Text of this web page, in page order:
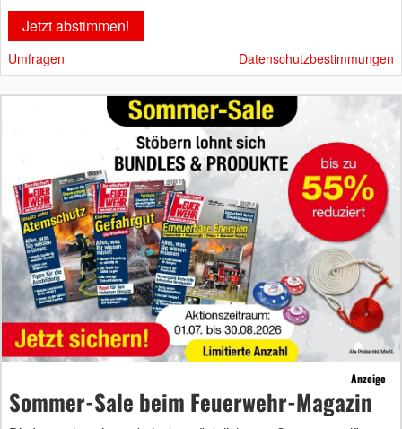
Umfragen Datenschutzbestimmungen
Anzeige
Sommer-Sale beim Feuerwehr-Magazin